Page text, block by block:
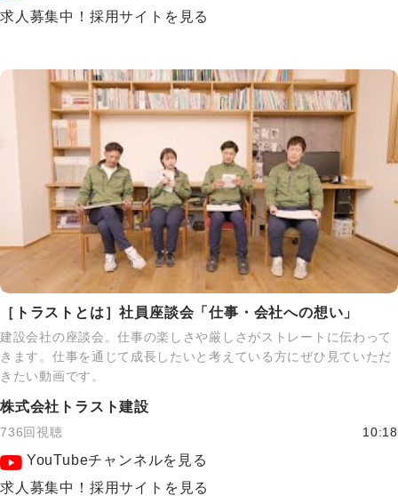
求人募集中！採用サイトを見る
［トラストとは］社員座談会「仕事・会社への想い」
建設会社の座談会。仕事の楽しさや厳しさがストレートに伝わって
きます。仕事を通じて成長したいと考えている方にぜひ見ていただ
きたい動画です。
株式会社トラスト建設
736回視聴 10:18
YouTubeチャンネルを見る
求人募集中！採用サイトを見る